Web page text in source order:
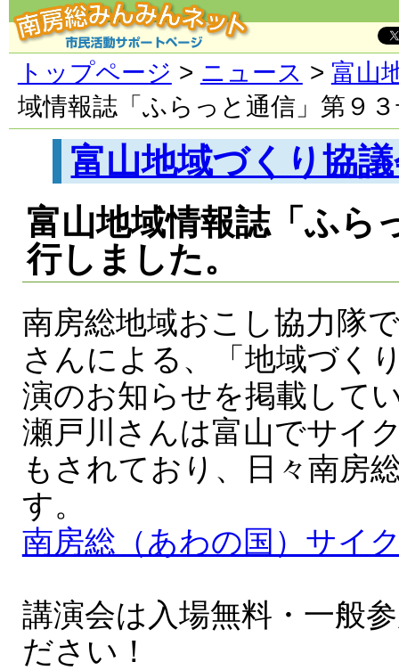
トップページ > ニュース > 富山
域情報誌「ふらっと通信」第９
富山地域づくり協
富山地域情報誌「ふら
行しました。
南房総地域おこし協力隊
さんによる、「地域づく
演のお知らせを掲載して
瀬戸川さんは富山でサイ
もされており、日々南房
す。
南房総（あわの国）サイ
講演会は入場無料・一般
ださい！